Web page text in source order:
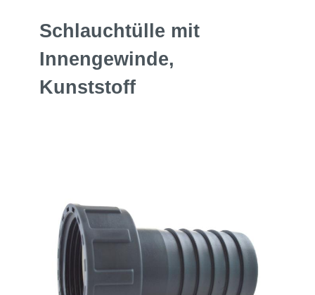
Schlauchtülle mit
Innengewinde,
Kunststoff